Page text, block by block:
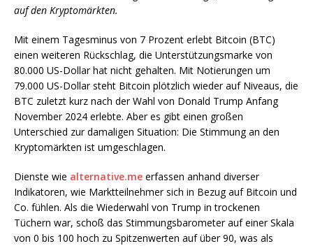
auf den Kryptomärkten.
Mit einem Tagesminus von 7 Prozent erlebt Bitcoin (BTC)
einen weiteren Rückschlag, die Unterstützungsmarke von
80.000 US-Dollar hat nicht gehalten. Mit Notierungen um
79.000 US-Dollar steht Bitcoin plötzlich wieder auf Niveaus, die
BTC zuletzt kurz nach der Wahl von Donald Trump Anfang
November 2024 erlebte. Aber es gibt einen großen
Unterschied zur damaligen Situation: Die Stimmung an den
Kryptomärkten ist umgeschlagen.
Dienste wie alternative.me erfassen anhand diverser
Indikatoren, wie Marktteilnehmer sich in Bezug auf Bitcoin und
Co. fühlen. Als die Wiederwahl von Trump in trockenen
Tüchern war, schoß das Stimmungsbarometer auf einer Skala
von 0 bis 100 hoch zu Spitzenwerten auf über 90, was als